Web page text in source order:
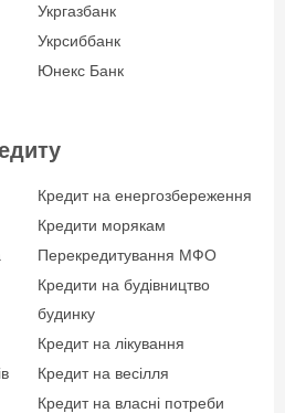
Укргазбанк
Укрсиббанк
Юнекс Банк
Кредит на енергозбереження
Кредити морякам
Перекредитування МФО
Кредити на будівництво
будинку
Кредит на лікування
Кредит на весілля
Кредит на власні потреби